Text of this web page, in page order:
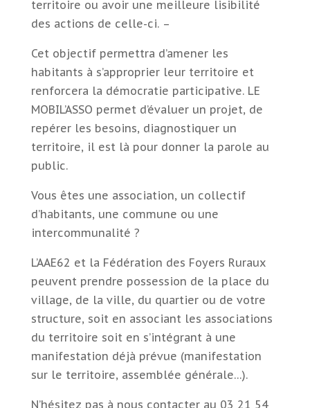
territoire ou avoir une meilleure lisibilité
des actions de celle-ci. –
Cet objectif permettra d’amener les
habitants à s’approprier leur territoire et
renforcera la démocratie participative. LE
MOBIL’ASSO permet d’évaluer un projet, de
repérer les besoins, diagnostiquer un
territoire, il est là pour donner la parole au
public.
Vous êtes une association, un collectif
d’habitants, une commune ou une
intercommunalité ?
L’AAE62 et la Fédération des Foyers Ruraux
peuvent prendre possession de la place du
village, de la ville, du quartier ou de votre
structure, soit en associant les associations
du territoire soit en s’intégrant à une
manifestation déjà prévue (manifestation
sur le territoire, assemblée générale…).
N’hésitez pas à nous contacter au 03 21 54